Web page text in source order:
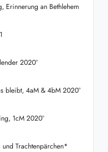
Erinnerung an Bethlehem
2020°
bleibt, 4aM & 4bM 2020°
1cM 2020°
Trachtenpärchen*